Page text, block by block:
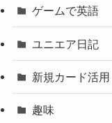
ゲームで英語
ユニエア日記
新規カード活用
趣味